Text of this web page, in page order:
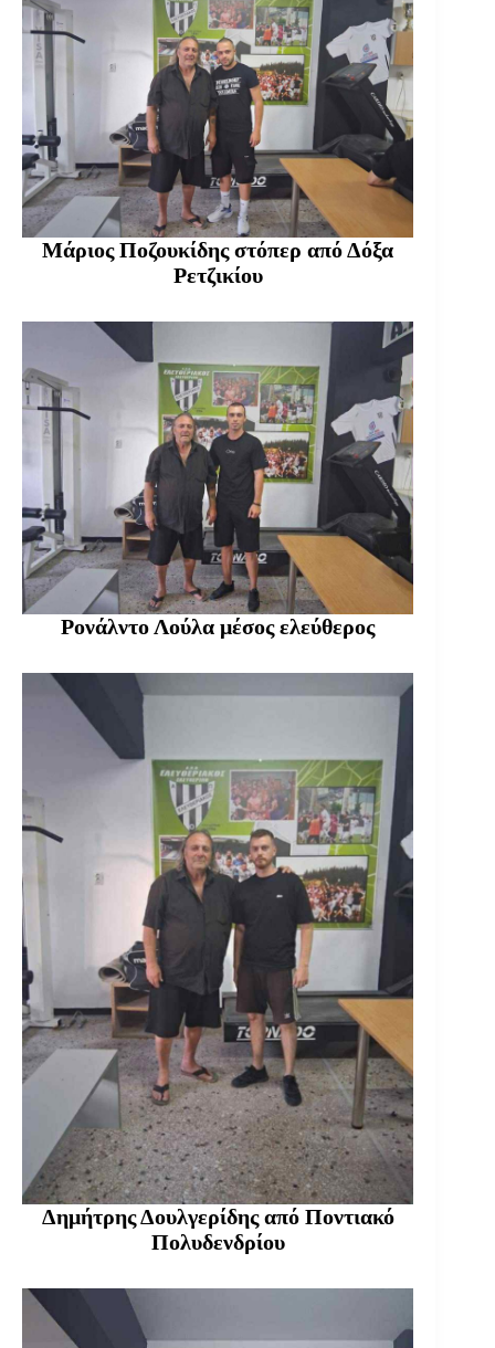
Μάριος Ποζουκίδης στόπερ από Δόξα
Ρετζικίου
Ρονάλντο Λούλα μέσος ελεύθερος
Δημήτρης Δουλγερίδης από Ποντιακό
Πολυδενδρίου